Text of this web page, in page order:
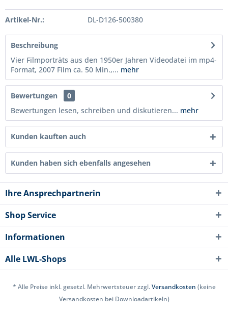
Artikel-Nr.: DL-D126-500380
Beschreibung
Vier Filmporträts aus den 1950er Jahren Videodatei im mp4-
Format, 2007 Film ca. 50 Min.,... mehr
Bewertungen
0
Bewertungen lesen, schreiben und diskutieren... mehr
Kunden kauften auch
Kunden haben sich ebenfalls angesehen
Ihre Ansprechpartnerin
Shop Service
Informationen
Alle LWL-Shops
* Alle Preise inkl. gesetzl. Mehrwertsteuer zzgl.Versandkosten (keine
Versandkosten bei Downloadartikeln)